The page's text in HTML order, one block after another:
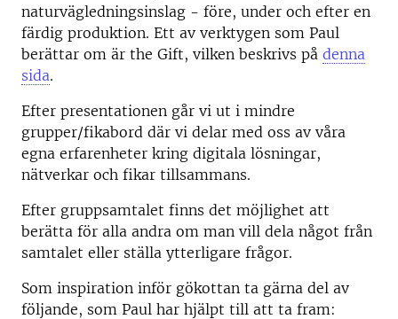
naturvägledningsinslag - före, under och efter en
färdig produktion. Ett av verktygen som Paul
berättar om är the Gift, vilken beskrivs på denna
sida.
Efter presentationen går vi ut i mindre
grupper/fikabord där vi delar med oss av våra
egna erfarenheter kring digitala lösningar,
nätverkar och fikar tillsammans.
Efter gruppsamtalet finns det möjlighet att
berätta för alla andra om man vill dela något från
samtalet eller ställa ytterligare frågor.
Som inspiration inför gökottan ta gärna del av
följande, som Paul har hjälpt till att ta fram: